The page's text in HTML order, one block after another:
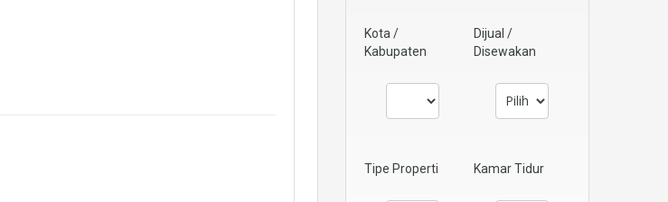
Kota /
Kabupaten
Dijual /
Disewakan
Tipe Properti Kamar Tidur